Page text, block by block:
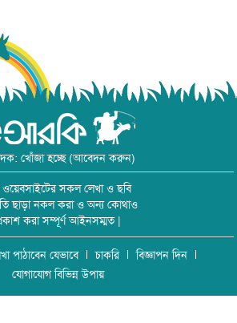
খোঁজা হচ্ছে (আবেদন করুন)
সকল লেখা ও ছবি
ছাড়া নকল করা ও অন্য কোথাও
করা সম্পূর্ণ আইনসম্মত |
পাঠাবেন যেভাবে চাকরি
বিজ্ঞাপন দিন
যোগাযোগ বিভিন্ন উপায়